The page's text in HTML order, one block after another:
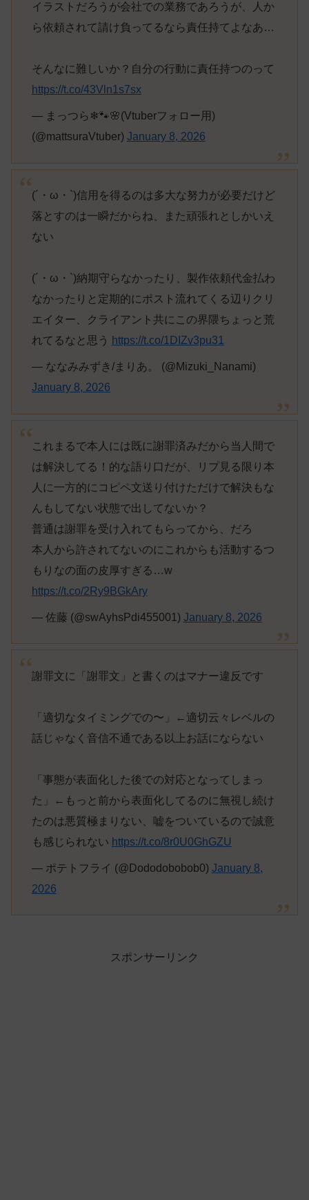
イラストだろうが会社での業務であろうが、人か
ら依頼されて請け負ってるなら責任持てよなあ…
そんなに難しいか？自分の行動に責任持つのって
https://t.co/43Vln1s7sx
— まっつら❄🐾🌸(Vtuberフォロー用)
(@mattsuraVtuber) January 8, 2026
(´・ω・`)信用を得るのは多大な努力が必要だけど
落とすのは一瞬だからね、また頑張れとしかいえ
ない
(´・ω・`)納期守らなかったり、製作依頼代金払わ
なかったりと定期的にポスト流れてくる辺りクリ
エイター、クライアント共にこの界隈ちょっと荒
れてるなと思う
https://t.co/1DIZv3pu31
— ななみみずき/まりあ。 (@Mizuki_Nanami)
January 8, 2026
これまるで本人には既に謝罪済みだから当人間で
は解決してる！的な語り口だが、リプ見る限り本
人に一方的にコピペ文送り付けただけで解決もな
んもしてない状態で出してないか？
普通は謝罪を受け入れてもらってから、だろ
本人から許されてないのにこれからも活動するつ
もりなの面の皮厚すぎる…w
https://t.co/2Ry9BGkAry
— 佐藤 (@swAyhsPdi455001) January 8, 2026
謝罪文に「謝罪文」と書くのはマナー違反です
「適切なタイミングでの〜」←適切云々レベルの
話じゃなく音信不通である以上お話にならない
「事態が表面化した後での対応となってしまっ
た」←もっと前から表面化してるのに無視し続け
たのは悪質極まりない、嘘をついているので誠意
も感じられない https://t.co/8r0U0GhGZU
— ポテトフライ (@Dododobobob0) January 8,
2026
スポンサーリンク